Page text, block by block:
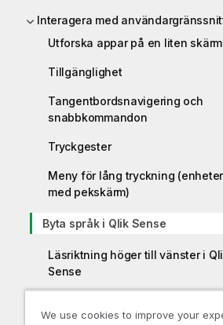
Interagera med
Utforska appar på en liten skärm
Tillgänglighet
Tangentbordsnavigering och
snabbkommandon
Tryckgester
Meny för lång tryckning (enheter
med pekskärm)
Byta språk i Qlik Sense
Läsriktning höger till vänster i
Sense
We use cookies to improve your